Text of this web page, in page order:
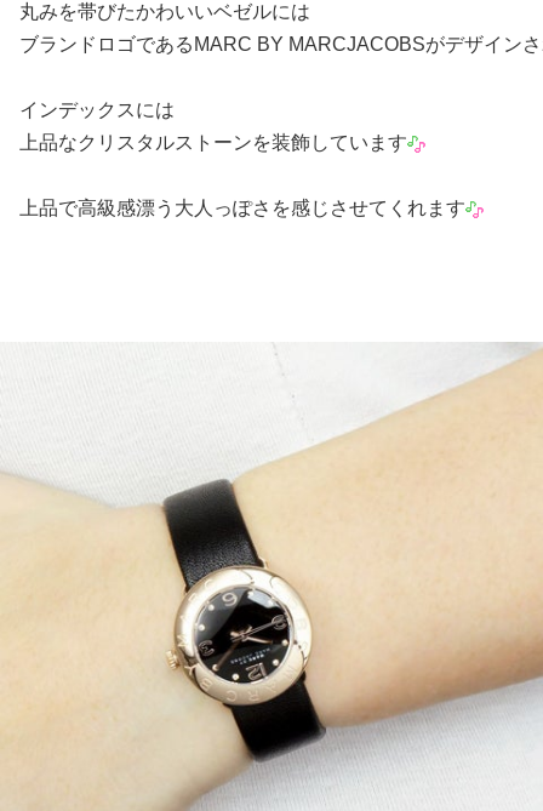
丸みを帯びたかわいいベゼルには
ブランドロゴであるMARC BY MARCJACOBSがデザイン
インデックスには
上品なクリスタルストーンを装飾しています
上品で高級感漂う大人っぽさを感じさせてくれます